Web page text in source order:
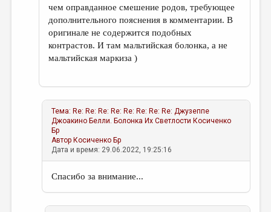
чем оправданное смешение родов, требующее
дополнительного пояснения в комментарии. В
оригинале не содержится подобных
контрастов. И там мальтийская болонка, а не
мальтийская маркиза )
Тема: Re: Re: Re: Re: Re: Re: Re: Re: Джузеппе
Джоакино Белли. Болонка Их Светлости Косиченко
Бр
Автор Косиченко Бр
Дата и время: 29.06.2022, 19:25:16
Спасибо за внимание...